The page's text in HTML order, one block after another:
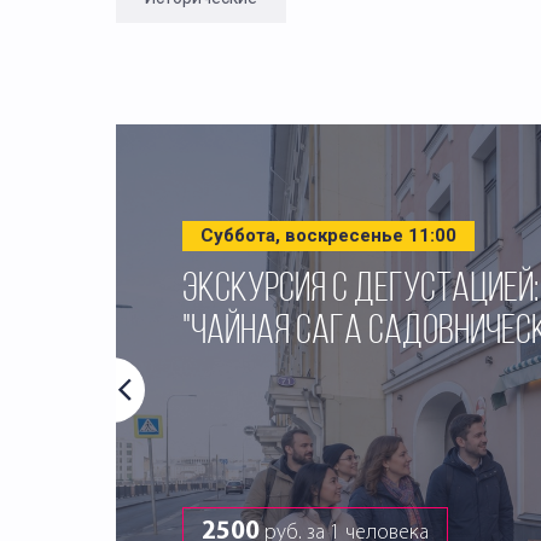
Суббота, воскресенье 11:00
ЭКСКУРСИЯ С ДЕГУСТАЦИЕЙ:
"ЧАЙНАЯ САГА
2500руб. за 1 человека